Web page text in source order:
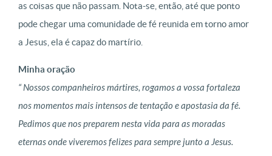
as coisas que não passam. Nota-se, então, até que ponto
pode chegar uma comunidade de fé reunida em torno amor
a Jesus, ela é capaz do martírio.
Minha oração
“ Nossos companheiros mártires, rogamos a vossa fortaleza
nos momentos mais intensos de tentação e apostasia da fé.
Pedimos que nos preparem nesta vida para as moradas
eternas onde viveremos felizes para sempre junto a Jesus.